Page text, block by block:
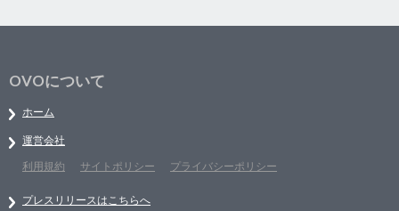
OVOについて
ホーム
運営会社
利用規約
サイトポリシー プライバシーポリシー
プレスリリースはこちらへ